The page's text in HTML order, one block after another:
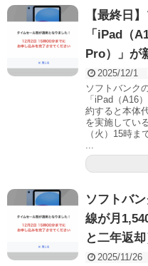
【最終日
「iPad（
Pro）」が
2025/12/1
ソフトバンク
「iPad（A16
約すると本体
を実施してい
（火）15時
...
ソフトバ
線が月
と二年返却
2025/11/26